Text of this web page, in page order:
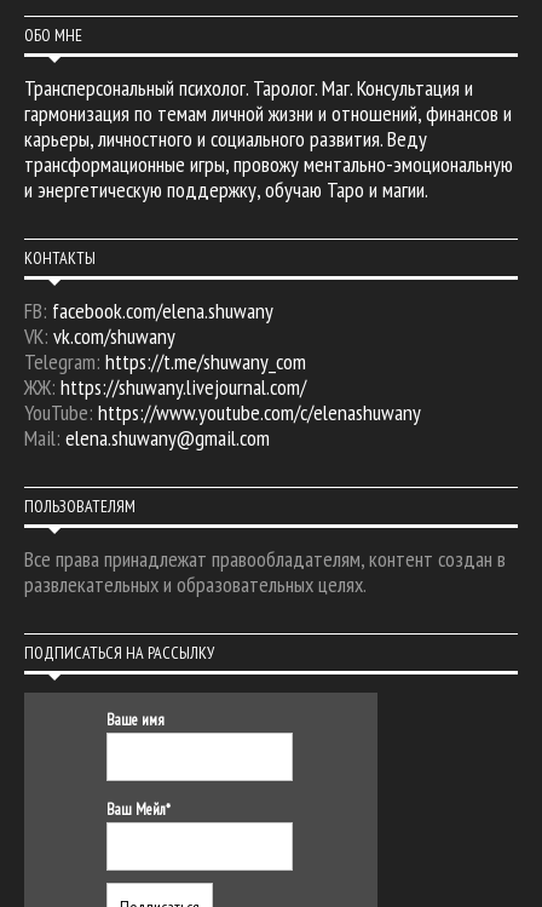
ОБО МНЕ
Трансперсональный психолог. Таролог. Маг. Консультация и
гармонизация по темам личной жизни и отношений, финансов и
карьеры, личностного и социального развития. Веду
трансформационные игры, провожу ментально-эмоциональную
и энергетическую поддержку, обучаю Таро и магии.
КОНТАКТЫ
FB: facebook.com/elena.shuwany
VK: vk.com/shuwany
Telegram: https://t.me/shuwany_com
ЖЖ: https://shuwany.livejournal.com/
YouTube: https://www.youtube.com/c/elenashuwany
Mail: elena.shuwany@gmail.com
ПОЛЬЗОВАТЕЛЯМ
Все права принадлежат правообладателям, контент создан в
развлекательных и образовательных целях.
ПОДПИСАТЬСЯ НА РАССЫЛКУ
Ваше имя
Ваш Мейл*